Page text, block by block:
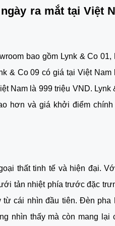
ra mắt tại Việt
bao gồm Lynk & Co 01,
& Co 09 có giá tại Việt Nam
Nam là 999 triệu VND. Lynk
hơn và giá khởi điểm
thất tinh tế và hiện đại.
tản nhiệt phía trước đặc
cái nhìn đầu tiên. Đèn pha
nhìn thấy mà còn mang lại